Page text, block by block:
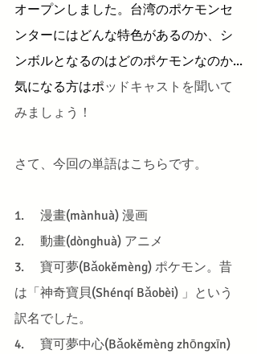
オープンしました。台湾のポケモンセ
ンターにはどんな特色があるのか、シ
ンボルとなるのはどのポケモンなのか...
気になる方はポッドキャストを聞いて
みましょう！
さて、今回の単語はこちらです。
1.     漫畫(mànhuà) 漫画
2.     動畫(dònghuà) アニメ
3.     寶可夢(Bǎokěmèng) ポケモン。昔
は「神奇寶貝(Shénqí Bǎobèi) 」という
訳名でした。
4.     寶可夢中心(Bǎokěmèng zhōngxīn)